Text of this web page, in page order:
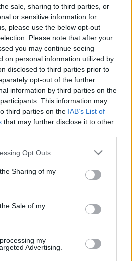
sale, sharing to third parties, or
or sensitive information for
please use the below opt-out
Please note that after your
you may continue seeing
on personal information utilized by
disclosed to third parties prior to
opt-out of the further
information by third parties on the
This information may
third parties on the IAB’s List of
that may further disclose it to other
app uses one or more Google
usage behaviour. You may click to
and its third-party tags to
purposes in below Google
Opt Outs
Sharing of my
Sale of my
my
Advertising.
napszúrás -
az idei